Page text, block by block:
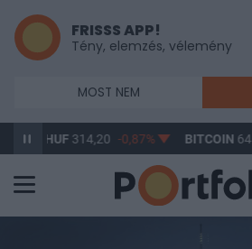
FRISSS APP!
Tény, elemzés, vélemény
MOST NEM
314,20 -0,87% BITCOIN64 915,85